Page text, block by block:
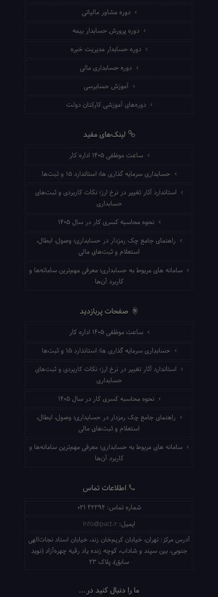
دوره مشاور مالیاتی
دوره پرورش حسابدار بیمه
دوره حسابدار مدیریت خبره
دوره حسابداری مالی
آموزش حسابرسی
دوره‌های آموزشی کارکنان دولت
لینک‌های مفید
ساعت موظفی ۱۴۰۵ اداره کار
حسابداری سرمایه گذاری ها؛ استاندارد ۱۵ و ثبت‌ها
استاندارد آثار تغییر در نرخ ارز؛ نکات کاربردی و ثبت‌های
حسابداری
نحوه محاسبه کسری کار در سال ۱۴۰۵
راهنمای جامع چک رمزدار در حسابداری؛ وصول، ابطال،
استعلام و ثبت‌های مالی
سامانه های مربوط به حسابداری؛ معرفی مهم‌ترین سامانه‌ها و
کاربرد آن‌ها
صفحات پربازدید
ساعت موظفی ۱۴۰۵ اداره کار
حسابداری سرمایه گذاری ها؛ استاندارد ۱۵ و ثبت‌ها
استاندارد آثار تغییر در نرخ ارز؛ نکات کاربردی و ثبت‌های
حسابداری
نحوه محاسبه کسری کار در سال ۱۴۰۵
راهنمای جامع چک رمزدار در حسابداری؛ وصول، ابطال،
استعلام و ثبت‌های مالی
سامانه های مربوط به حسابداری؛ معرفی مهم‌ترین سامانه‌ها و
کاربرد آن‌ها
اطلاعات تماس
شماره تماس: 021 42294
ایمیل: info@pact.ir
آدرس مرکز: تهران، خیابان کریم‌خان زند، خیابان استاد نجات‌الهی
جنوبی، بین سپند و شاداب، کوچه زنده یاد رقیه چهره‌آزاد (نوید
سابق)، پلاک 23
ما را دنبال کنید در...